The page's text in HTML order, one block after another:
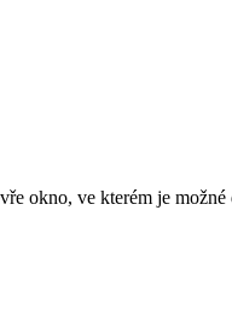
okno, ve kterém je